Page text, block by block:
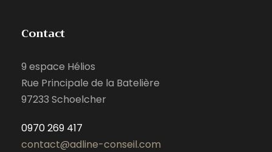
Contact
9 espace Hélios
Rue Principale de la Batelière
97233 Schoelcher
0970 269 417
contact@adline-conseil.com